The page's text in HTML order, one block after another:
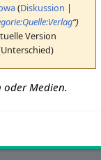
(Diskussion |
“)
Version
oder Medien.